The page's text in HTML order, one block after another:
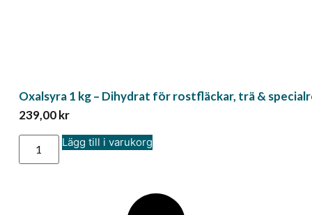
Oxalsyra 1 kg – Dihydrat för rostfläckar, trä &
239,00kr
Lägg till i varukorg